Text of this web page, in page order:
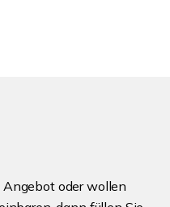
Angebot oder wollen